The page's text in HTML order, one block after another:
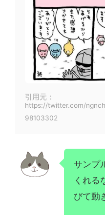
引用元：
https://twitter.com/
98103302
サンプ
くれる
びて動